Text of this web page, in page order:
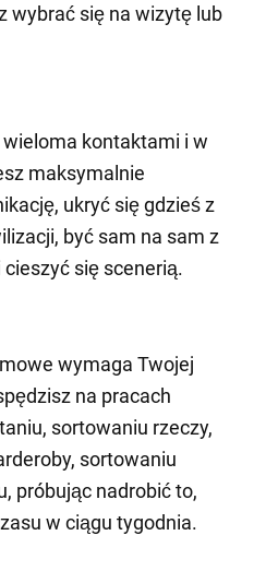
wybrać się na wizytę lub
kontaktami i w
maksymalnie
ukryć się gdzieś z
być sam na sam z
się scenerią.
wymaga Twojej
na pracach
sortowaniu rzeczy,
sortowaniu
próbując nadrobić to,
w ciągu tygodnia.